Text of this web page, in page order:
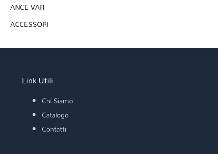
ANCE VAR
ACCESSORI
Link Utili
Chi Siamo
Catalogo
Contatti